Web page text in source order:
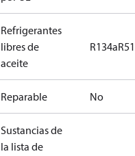
Refrigerantes
libres de
aceite
R134a
Reparable No
Sustancias de
la lista de